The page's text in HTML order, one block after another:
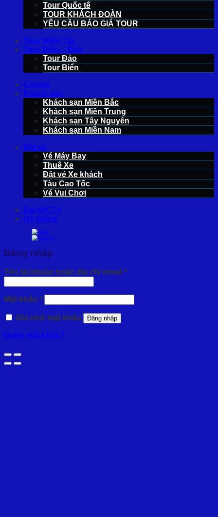
Tour Quốc tế
TOUR KHÁCH ĐOÀN
YÊU CẦU BÁO GIÁ TOUR
Tour Miền Tây
Tour Biển – Đảo
Tour Đảo
Tour Biển
Combo
Khách sạn
Khách sạn Miền Bắc
Khách sạn Miền Trung
Khách sạn Tây Nguyên
Khách sạn Miền Nam
Đặt vé
Vé Máy Bay
Thuê Xe
Đặt vé Xe khách
Tàu Cao Tốc
Vé Vui Chơi
Đại lý/CTV
Hệ thống
Đăng nhập
Tên tài khoản hoặc địa chỉ email *Bắt
Mật khẩu *Bắt
buộc
Ghi nhớ mật khẩu
Đăng nhập
Quên mật khẩu?